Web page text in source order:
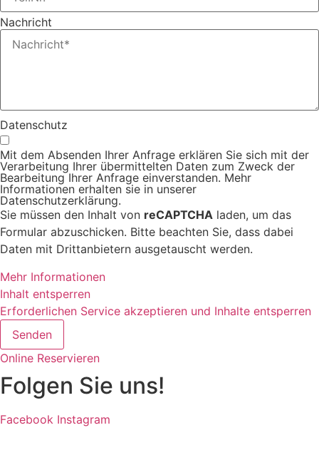
Nachricht
Datenschutz
Mit dem Absenden Ihrer Anfrage erklären Sie sich mit der
Verarbeitung Ihrer übermittelten Daten zum Zweck der
Bearbeitung Ihrer Anfrage einverstanden. Mehr
Informationen erhalten sie in unserer
Datenschutzerklärung.
Sie müssen den Inhalt von reCAPTCHA laden, um das
Formular abzuschicken. Bitte beachten Sie, dass dabei
Daten mit Drittanbietern ausgetauscht werden.
Mehr Informationen
Inhalt entsperren
Erforderlichen Service akzeptieren und Inhalte entsperren
Senden
Online Reservieren
Folgen Sie uns!
Facebook Instagram